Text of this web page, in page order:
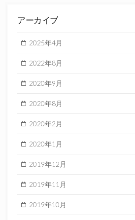
アーカイブ
2025年4月
2022年8月
2020年9月
2020年8月
2020年2月
2020年1月
2019年12月
2019年11月
2019年10月